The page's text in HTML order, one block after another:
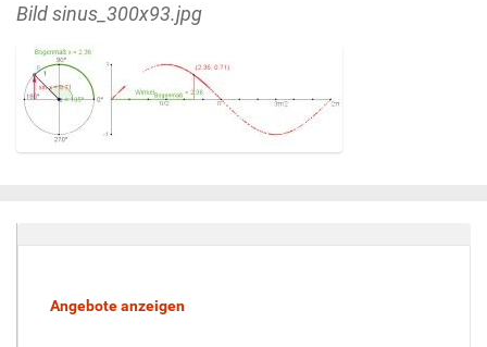
Bild sinus_300x93.jpg
e